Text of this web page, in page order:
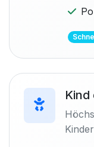
Kind